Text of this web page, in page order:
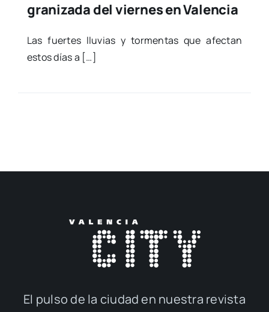
granizada del viernes en Valencia
Las fuer­tes llu­vias y tor­men­tas que afec­tan
estos días a […]
El pul­so de la ciu­dad en nues­tra revis­ta